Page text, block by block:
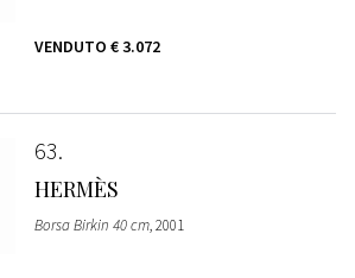
VENDUTO € 3.072
63
HERMÈS
Borsa Birkin 40 cm, 2001